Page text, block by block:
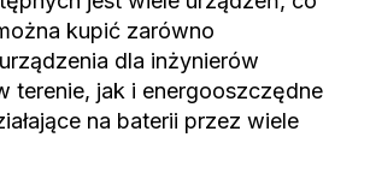
kupić zarówno
dla inżynierów
terenie, jak i energooszczędne
na baterii przez wiele